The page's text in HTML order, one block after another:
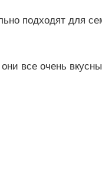
подходят для
все очень